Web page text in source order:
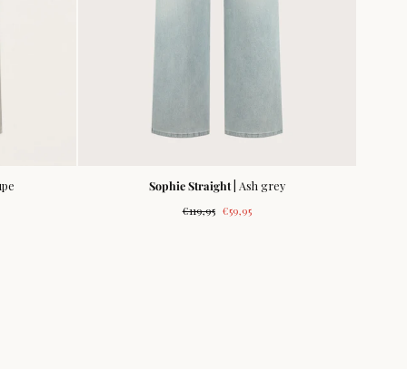
Sophie Straight | Ash grey
Normale
€119,95 Verkoopprijs
€59,95